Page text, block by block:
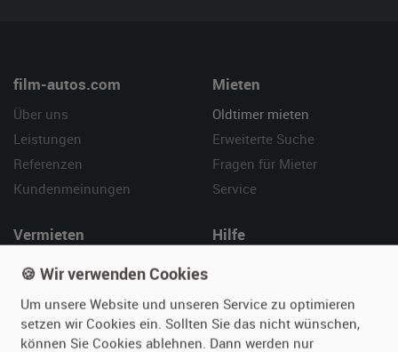
film-autos.com
Über uns
Leistungen
Referenzen
Kundenmeinungen
Mieten
Oldtimer mieten
Erweiterte Suche
Fragen für Mieter
Service
Vermieten
Oldtimer anmelden
Fragen für Vermieter
Inserat verwalten
Hilfe
Kontakt
🍪 Wir verwenden Cookies
Um unsere Website und unseren Service zu optimieren
setzen wir Cookies ein. Sollten Sie das nicht wünschen,
können Sie Cookies ablehnen. Dann werden nur